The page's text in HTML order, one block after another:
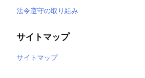
法令遵守の取り組み
サイトマップ
サイトマップ